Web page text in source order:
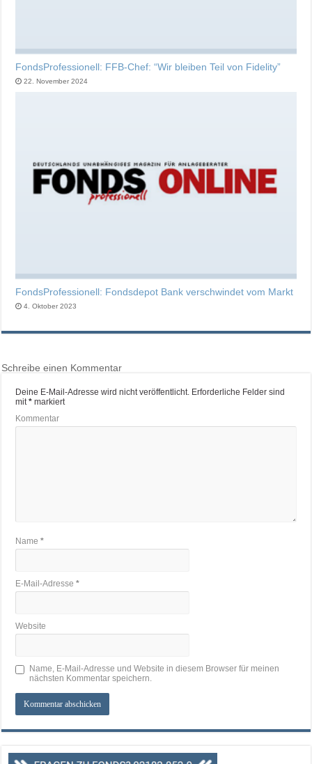
FondsProfessionell: FFB-Chef: “Wir bleiben Teil von Fidelity”
22. November 2024
FondsProfessionell: Fondsdepot Bank verschwindet vom Markt
4. Oktober 2023
Schreibe einen Kommentar
Deine E-Mail-Adresse wird nicht veröffentlicht. Erforderliche Felder sind
mit* markiert
Kommentar
Name*
E-Mail-Adresse*
Website
Name, E-Mail-Adresse und Website in diesem Browser für meinen
nächsten Kommentar speichern.